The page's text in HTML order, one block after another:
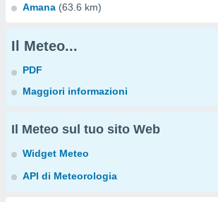
Amana (63.6 km)
Il Meteo...
PDF
Maggiori informazioni
Il Meteo sul tuo sito Web
Widget Meteo
API di Meteorologia